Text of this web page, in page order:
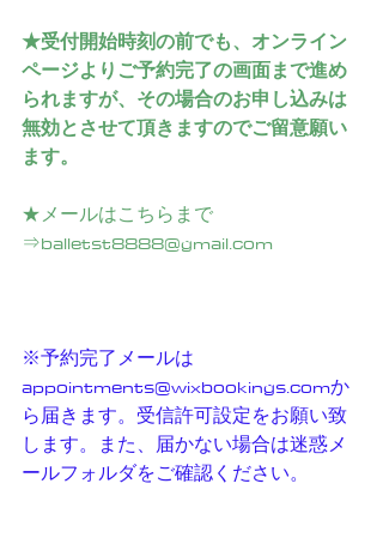
★受付開始時刻の前でも、オンライン
ページよりご予約完了の画面まで進め
られますが、その場合のお申し込みは
無効とさせて頂きますのでご留意願い
ます。
★メールはこちらまで
⇒balletst8888@gmail.com
※予約完了メールは
appointments@wixbookings.comか
ら届きます。受信許可設定をお願い致
します。また、届かない場合は迷惑メ
ールフォルダをご確認ください。